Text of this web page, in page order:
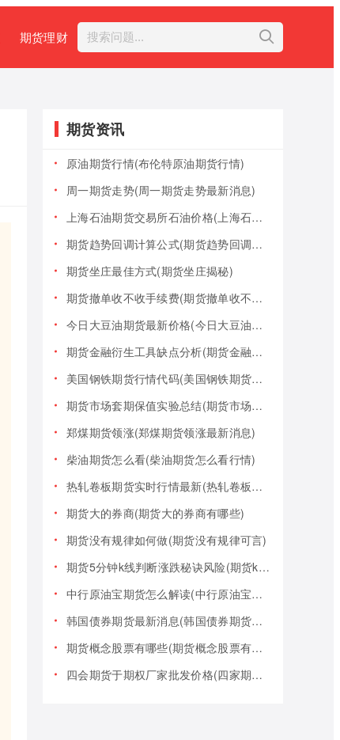
期货理财
期货资讯
原油期货行情(布伦特原油期货行情)
周一期货走势(周一期货走势最新消息)
上海石油期货交易所石油价格(上海石油期货交易所石油价格查询)
期货趋势回调计算公式(期货趋势回调计算公式是什么)
期货坐庄最佳方式(期货坐庄揭秘)
期货撤单收不收手续费(期货撤单收不收手续费用)
今日大豆油期货最新价格(今日大豆油期货最新价格行情)
期货金融衍生工具缺点分析(期货金融衍生工具缺点分析报告)
美国钢铁期货行情代码(美国钢铁期货行情大盘)
期货市场套期保值实验总结(期货市场套期保值实验总结报告)
郑煤期货领涨(郑煤期货领涨最新消息)
柴油期货怎么看(柴油期货怎么看行情)
热轧卷板期货实时行情最新(热轧卷板期货实时行情最新报价)
期货大的券商(期货大的券商有哪些)
期货没有规律如何做(期货没有规律可言)
期货5分钟k线判断涨跌秘诀风险(期货k线技巧)
中行原油宝期货怎么解读(中行原油宝期货事件)
韩国债券期货最新消息(韩国债券期货最新消息新闻)
期货概念股票有哪些(期货概念股票有哪些类型)
四会期货于期权厂家批发价格(四家期货交易)